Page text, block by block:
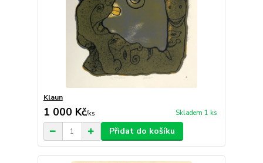
Klaun
1 000 Kč/ks Skladem 1 ks
Přidat do košíku